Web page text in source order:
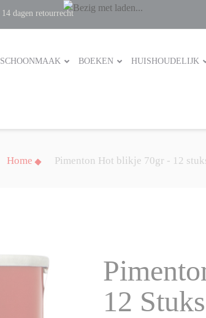
14 dagen retourrecht
SCHOONMAAK BOEKEN HUISHOUDELIJK
Home Pimenton Hot blikje 70gr - 12
12 Stuks